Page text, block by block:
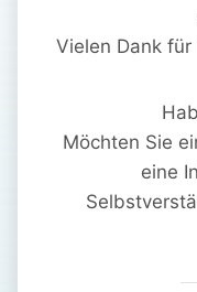
Vielen Dank
Möchten Sie
eine